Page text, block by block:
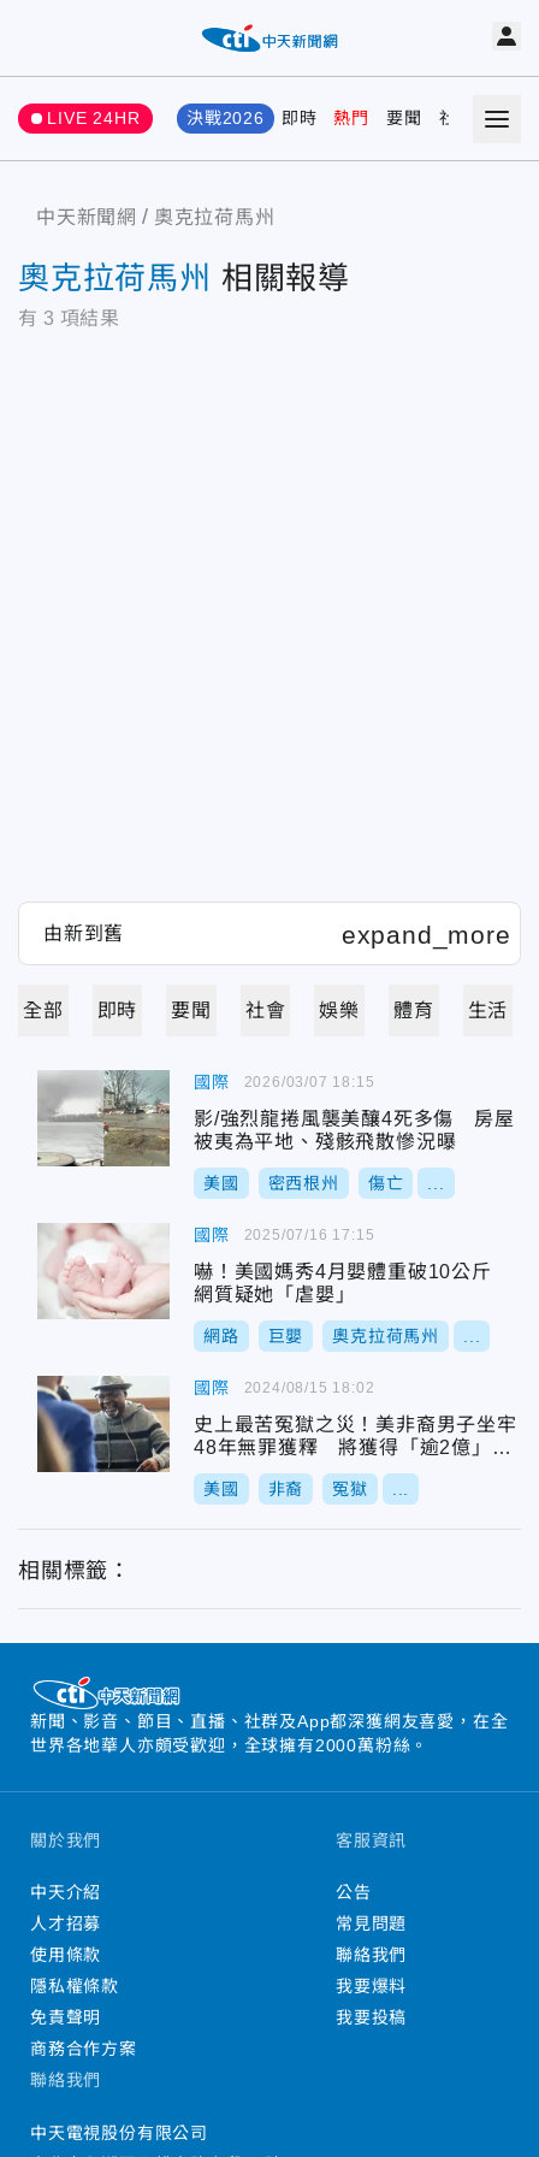
LIVE 24HR 決戰2026 即時 熱門 要聞 社會 娛樂
中天新聞網 奧克拉荷馬州
奧克拉荷馬州 相關報導
有 3 項結果
全部 即時 要聞 社會 娛樂 體育 生活
國際
影/強烈龍捲風襲美釀4死多傷 房屋
被夷為平地、殘骸飛散慘況曝
美國 密西根州 傷亡
2026/03/07 18:15
國際
嚇！美國媽秀4月嬰體重破10公斤
網質疑她「虐嬰」
網路 巨嬰 奧克拉荷馬州
2025/07/16 17:15
國際
史上最苦冤獄之災！美非裔男子坐牢
48年無罪獲釋 將獲得「逾2億」和
解金
美國 非裔 冤獄
2024/08/15 18:02
相關標籤：
新聞、影音、節目、直播、社群及App都深獲網友喜愛，在全
世界各地華人亦頗受歡迎，全球擁有2000萬粉絲。
關於我們
中天介紹
人才招募
使用條款
隱私權條款
免責聲明
商務合作方案
客服資訊
公告
常見問題
聯絡我們
我要爆料
我要投稿
聯絡我們
中天電視股份有限公司